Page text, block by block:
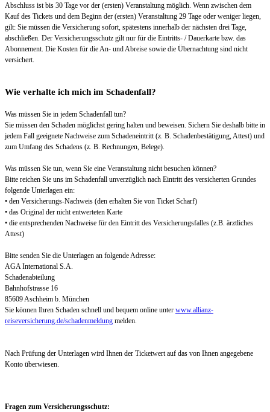
Abschluss ist bis 30 Tage vor der (ersten) Veranstaltung möglich. Wenn zwischen dem
Kauf des Tickets und dem Beginn der (ersten) Veranstaltung 29 Tage oder weniger liegen,
gilt: Sie müssen die Versicherung sofort, spätestens innerhalb der nächsten drei Tage,
abschließen. Der Versicherungsschutz gilt nur für die Eintritts- / Dauerkarte bzw. das
Abonnement. Die Kosten für die An- und Abreise sowie die Übernachtung sind nicht
versichert.
Wie verhalte ich mich im Schadenfall?
Was müssen Sie in jedem Schadenfall tun?
Sie müssen den Schaden möglichst gering halten und beweisen. Sichern Sie deshalb bitte in
jedem Fall geeignete Nachweise zum Schadeneintritt (z. B. Schadenbestätigung, Attest) und
zum Umfang des Schadens (z. B. Rechnungen, Belege).
Was müssen Sie tun, wenn Sie eine Veranstaltung nicht besuchen können?
Bitte reichen Sie uns im Schadenfall unverzüglich nach Eintritt des versicherten Grundes
folgende Unterlagen ein:
• den Versicherungs-Nachweis (den erhalten Sie von Ticket Scharf)
• das Original der nicht entwerteten Karte
• die entsprechenden Nachweise für den Eintritt des Versicherungsfalles (z.B. ärztliches
Attest)
Bitte senden Sie die Unterlagen an folgende Adresse:
AGA International S.A.
Schadenabteilung
Bahnhofstrasse 16
85609 Aschheim b. München
Sie können Ihren Schaden schnell und bequem online unter www.allianz-
reiseversicherung.de/schadenmeldung melden.
Nach Prüfung der Unterlagen wird Ihnen der Ticketwert auf das von Ihnen angegebene
Konto überwiesen.
Fragen zum Versicherungsschutz: